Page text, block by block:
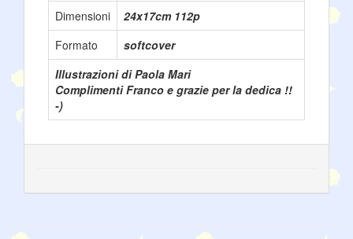
Dimensioni
24x17cm 112p
Formato
softcover
Illustrazioni di Paola Mari
Complimenti Franco e grazie per la dedica !!
-)